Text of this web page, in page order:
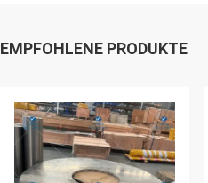
EMPFOHLENE PRODUKTE